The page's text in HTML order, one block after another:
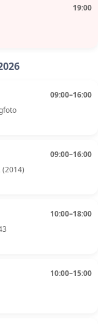
19:00
09:00–16:00
09:00–16:00
10:00–18:00
10:00–15:00